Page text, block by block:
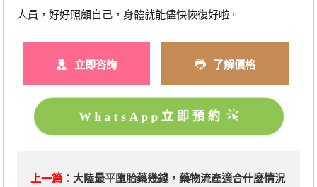
人員，好好照顧自己，身體就能儘快恢復好啦。
立即咨詢 了解價格
WhatsApp立即預約
上一篇： 大陸最平墮胎藥幾錢，藥物流產適合什麼情況